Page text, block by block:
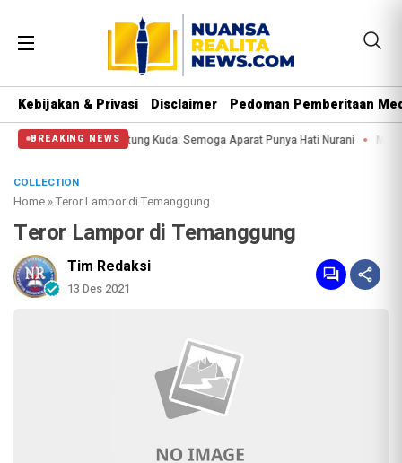
Kebijakan & Privasi Disclaimer Pedoman Pemberitaan
BREAKING NEWS
di Patung Kuda: Semoga Aparat Punya Hati Nurani Massa Reuni 212
COLLECTION
Home »Teror Lampor di Temanggung
Teror Lampor di Temanggung
Tim Redaksi
13 Des 2021